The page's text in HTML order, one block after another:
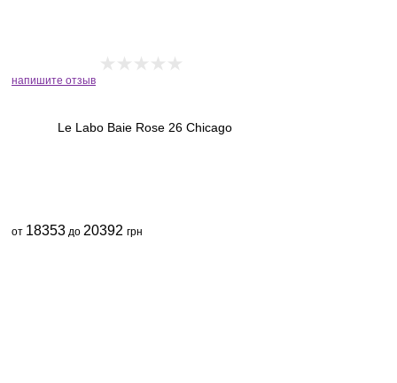
напишите отзыв
Le Labo Baie Rose 26 Chicago
от 18353 до 20392 грн